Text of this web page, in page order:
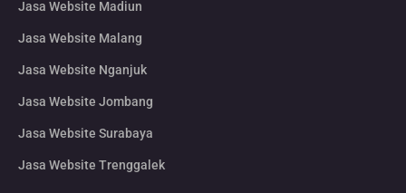
Jasa Website Madiun
Jasa Website Malang
Jasa Website Nganjuk
Jasa Website Jombang
Jasa Website Surabaya
Jasa Website Trenggalek